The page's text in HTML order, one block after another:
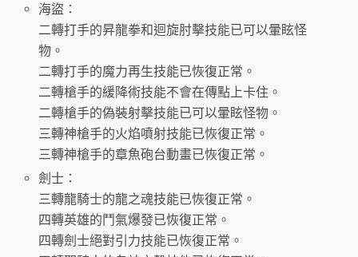
海盜：
二轉打手的昇龍拳和迴旋肘擊技能已可以暈眩怪
物。
二轉打手的魔力再生技能已恢復正常。
二轉槍手的緩降術技能不會在傳點上卡住。
二轉槍手的偽裝射擊技能已可以暈眩怪物。
三轉神槍手的火焰噴射技能已恢復正常。
三轉神槍手的章魚砲台動畫已恢復正常。
劍士：
三轉龍騎士的龍之魂技能已恢復正常。
四轉英雄的鬥氣爆發已恢復正常。
四轉劍士絕對引力技能已恢復正常。